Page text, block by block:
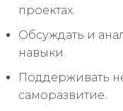
проектах.
Обсуждать и
навыки.
Поддерживать
саморазвитие.